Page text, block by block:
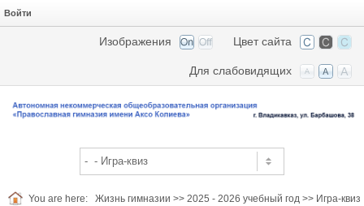
Войти
Цвет сайта
Изображения
Для слабовидящих
You are here: Жизнь гимназии >> 2025 - 2026 учебный год >> Игра-квиз